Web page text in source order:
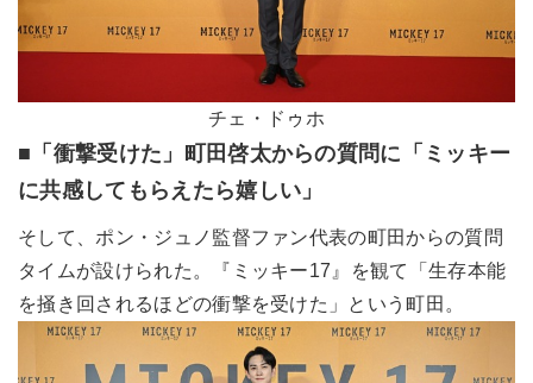
チェ・ドゥホ
■「衝撃受けた」町田啓太からの質問に「ミッキー
に共感してもらえたら嬉しい」
そして、ポン・ジュノ監督ファン代表の町田からの質問
タイムが設けられた。『ミッキー17』を観て「生存本能
を掻き回されるほどの衝撃を受けた」という町田。